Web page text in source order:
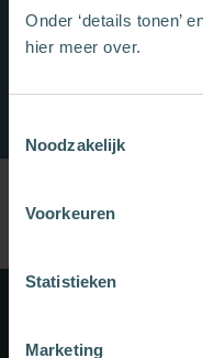
Onder ‘details tonen’
hier meer over.
Noodzakelijk
Voorkeuren
Statistieken
Marketing